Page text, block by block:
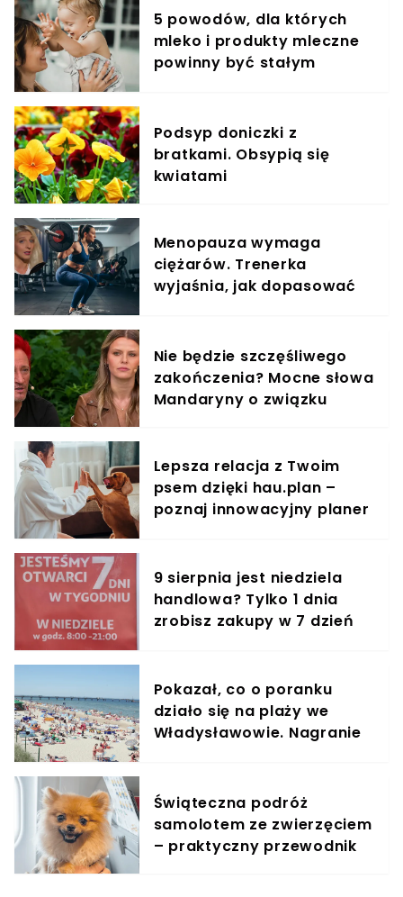
5 powodów, dla których
mleko i produkty mleczne
powinny być stałym
Podsyp doniczki z
bratkami. Obsypią się
kwiatami
Menopauza wymaga
ciężarów. Trenerka
wyjaśnia, jak dopasować
Nie będzie szczęśliwego
zakończenia? Mocne słowa
Mandaryny o związku
Lepsza relacja z Twoim
psem dzięki hau.plan –
poznaj innowacyjny planer
9 sierpnia jest niedziela
handlowa? Tylko 1 dnia
zrobisz zakupy w 7 dzień
Pokazał, co o poranku
działo się na plaży we
Władysławowie. Nagranie
Świąteczna podróż
samolotem ze zwierzęciem
– praktyczny przewodnik